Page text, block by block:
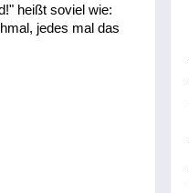
heißt soviel wie:
jedes mal das